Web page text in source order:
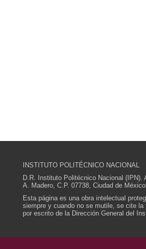
INSTITUTO POLITÉCNICO NACIONAL
D.R. Instituto Politécnico Nacional
A. Madero, C.P. 07738, Ciudad de
Esta página es una obra intelectual
siempre y cuando no se mutile, se cite
por escrito de la Dirección General del